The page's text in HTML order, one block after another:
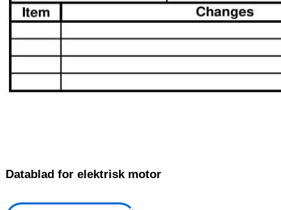
Datablad for elektrisk motor